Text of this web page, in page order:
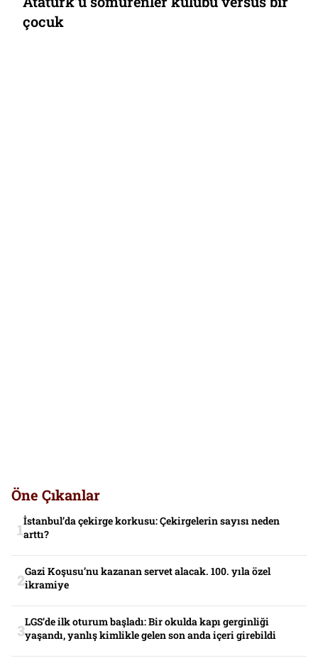
çocuk
Öne Çıkanlar
İstanbul’da çekirge korkusu: Çekirgelerin sayısı neden
arttı?
Gazi Koşusu’nu kazanan servet alacak. 100. yıla özel
ikramiye
LGS’de ilk oturum başladı: Bir okulda kapı gerginliği
yaşandı, yanlış kimlikle gelen son anda içeri girebildi